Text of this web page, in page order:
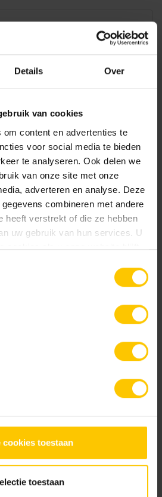
Details Over
van cookies
om content en advertenties te
voor social media te bieden
te analyseren. Ook delen we
van onze site met onze
adverteren en analyse. Deze
combineren met andere
heeft verstrekt of die ze hebben
uw gebruik van hun services. U
cookies als u onze website blijft
cookies toestaan
toestaan
Charcoal
Dark Red
ReUsed 595x95x40
GeoStylistix